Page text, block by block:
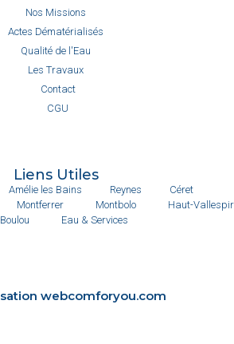
Nos Missions
Actes Dématérialisés
Qualité de l'Eau
Les Travaux
Contact
CGU
Liens Utiles
Amélie les Bains Reynes
Céret
Montferrer Montbolo
Haut-Vallespir
Eau & Services
webcomforyou.com